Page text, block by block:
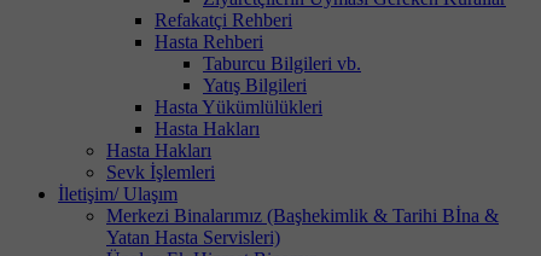
Refakatçi Rehberi
Hasta Rehberi
Taburcu Bilgileri vb.
Yatış Bilgileri
Hasta Yükümlülükleri
Hasta Hakları
Hasta Hakları
Sevk İşlemleri
İletişim/ Ulaşım
Merkezi Binalarımız (Başhekimlik & Tarihi Bİna &
Yatan Hasta Servisleri)